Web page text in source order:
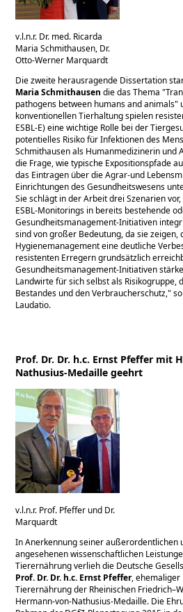
v.l.n.r. Dr. med. Ricarda
Maria Schmithausen, Dr.
Otto-Werner Marquardt
Die zweite herausragende Dissertation
Maria Schmithausen die das Thema
pathogens between humans and animals
konventionellen Tierhaltung spielen
ESBL-E) eine wichtige Rolle bei der
potentielles Risiko für Infektionen des
Schmithausen als Humanmedizinerin und
die Frage, wie typische Expositionspfade
das Eintragen über die Agrar-und
Einrichtungen des Gesundheitswesens
Sie schlägt in der Arbeit drei Szenarien
ESBL-Monitorings in bereits bestehende
Gesundheitsmanagement-Initiativen
sind von großer Bedeutung, da sie zeigen,
Hygienemanagement eine deutliche
resistenten Erregern grundsätzlich
Gesundheitsmanagement-Initiativen
Landwirte für sich selbst als Risikogruppe,
Bestandes und den Verbraucherschutz,
Laudatio.
Prof. Dr. Dr. h.c. Ernst Pfeffer mit
Nathusius-Medaille geehrt
v.l.n.r. Prof. Pfeffer und Dr.
Marquardt
In Anerkennung seiner außerordentlichen
angesehenen wissenschaftlichen
Tierernährung verlieh die Deutsche
Prof. Dr. Dr. h.c. Ernst Pfeffer,
Tierernährung der Rheinischen
Hermann-von-Nathusius-Medaille. Die